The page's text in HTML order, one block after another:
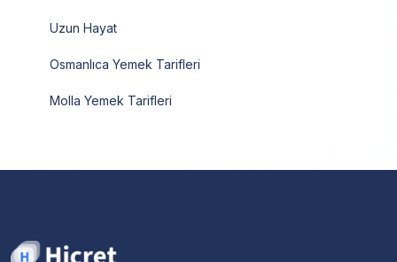
Uzun Hayat
Osmanlıca Yemek Tarifleri
Molla Yemek Tarifleri